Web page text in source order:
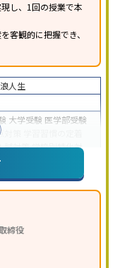
し、1回の授業で本
客観的に把握でき、
浪人生
大学受験 医学部受験
対策
試対策学校別特化対
テスト対策
目別特化対策
用
の受講可
締役